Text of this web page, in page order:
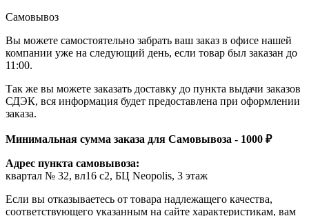
Самовывоз
Вы можете самостоятельно забрать ваш заказ в офисе нашей
компании уже на следующий день, если товар был заказан до
11:00.
Так же вы можете заказать доставку до пункта выдачи заказов
СДЭК, вся информация будет предоставлена при оформлении
заказа.
Минимальная сумма заказа для Самовывоза - 1000 ₽
Адрес пункта самовывоза:
квартал № 32, вл16 с2, БЦ Neopolis, 3 этаж
Если вы отказываетесь от товара надлежащего качества,
соответствующего указанным на сайте характеристикам, вам